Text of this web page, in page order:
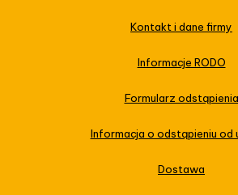
Kontakt i dane firmy
Informacje RODO
Formularz odstąpienia
Informacja o odstąpieniu od
Dostawa